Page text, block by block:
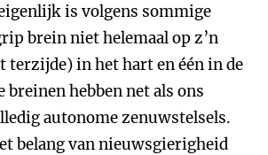
is volgens sommige
brein niet helemaal op z’n
terzijde) in het hart en één in de
breinen hebben net als ons
autonome zenuwstelsels.
belang van nieuwsgierigheid